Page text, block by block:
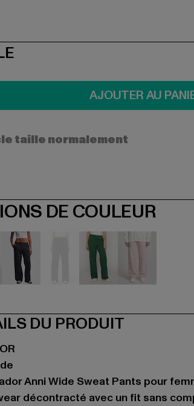
AJOUTER AU
taille normalement
DE COULEUR
DU PRODUIT
Anni Wide Sweat Pants pour
décontracté avec un fit sans